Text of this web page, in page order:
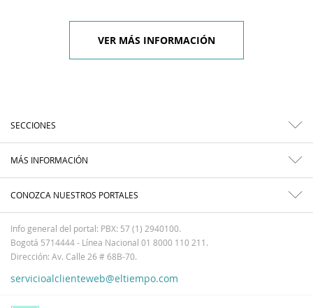
VER MÁS INFORMACIÓN
SECCIONES
MÁS INFORMACIÓN
CONOZCA NUESTROS PORTALES
Info general del portal: PBX: 57 (1) 2940100.
Bogotá 5714444 - Línea Nacional 01 8000 110 211.
Dirección: Av. Calle 26 # 68B-70.
servicioalclienteweb@eltiempo.com